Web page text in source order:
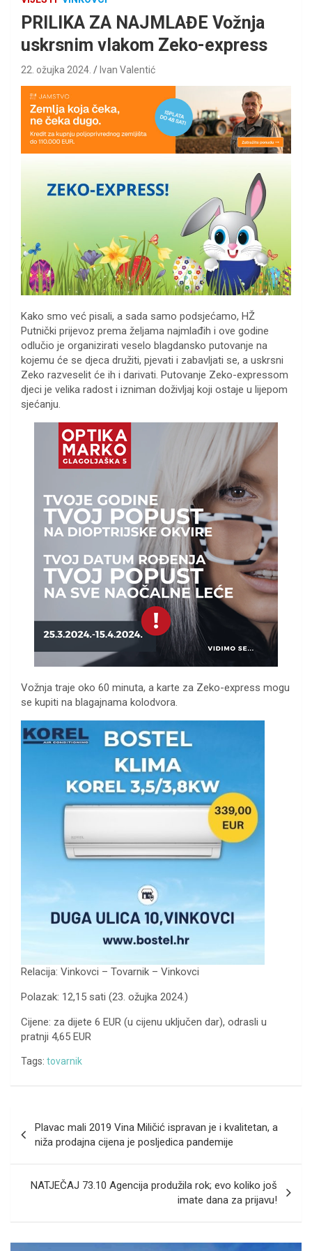
PRILIKA ZA NAJMLAĐE Vožnja
uskrsnim vlakom Zeko-express
22. ožujka 2024. Ivan Valentić
Kako smo već pisali, a sada samo podsjećamo, HŽ
Putnički prijevoz prema željama najmlađih i ove godine
odlučio je organizirati veselo blagdansko putovanje na
kojemu će se djeca družiti, pjevati i zabavljati se, a uskrsni
Zeko razveselit će ih i darivati. Putovanje Zeko-expressom
djeci je velika radost i izniman doživljaj koji ostaje u lijepom
sjećanju.
Vožnja traje oko 60 minuta, a karte za Zeko-express mogu
se kupiti na blagajnama kolodvora.
Relacija: Vinkovci – Tovarnik – Vinkovci
Polazak: 12,15 sati (23. ožujka 2024.)
Cijene: za dijete 6 EUR (u cijenu uključen dar), odrasli u
pratnji 4,65 EUR
Tags: tovarnik
objava
Plavac mali 2019 Vina Miličić ispravan je i kvalitetan, a
niža prodajna cijena je posljedica pandemije
NATJEČAJ 73.10 Agencija produžila rok; evo koliko još
imate dana za prijavu!